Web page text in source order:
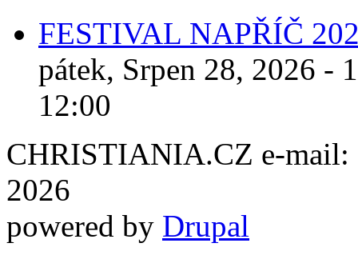
FESTIVAL NAPŘÍČ
pátek, Srpen 28, 2026 -
12:00
CHRISTIANIA.CZ e-mail:
2026
powered by Drupal